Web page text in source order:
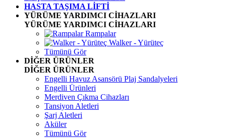
HASTA TAŞIMA LİFTİ
YÜRÜME YARDIMCI CİHAZLARI
YÜRÜME YARDIMCI CİHAZLARI
Rampalar
Walker - Yürüteç
Tümünü Gör
DİĞER ÜRÜNLER
DİĞER ÜRÜNLER
Engelli Havuz Asansörü Plaj Sandalyeleri
Engelli Ürünleri
Merdiven Çıkma Cihazları
Tansiyon Aletleri
Şarj Aletleri
Aküler
Tümünü Gör